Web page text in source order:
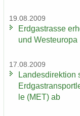
19.08.2009
Erd­gas­tras­se
und West­eu­ro­pa
17.08.2009
Lan­des­di­rek­ti­on
le (MET) ab